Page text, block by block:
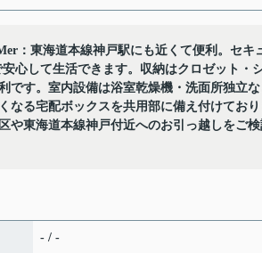
：東海道本線神戸駅にも近くて便利。セキ
心して生活できます。収納はクロゼット・
です。室内設備は浴室乾燥機・洗面所独立
なる宅配ボックスを共用部に備え付けており
や東海道本線神戸付近へのお引っ越しをご
- / -